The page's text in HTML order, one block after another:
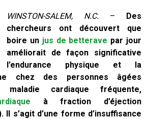
WINSTON-SALEM, N.C. – Des
chercheurs ont découvert que
boire un jus de betterave par jour
améliorait de façon significative
l’endurance physique et la
chez des personnes âgées
maladie cardiaque fréquente,
à fraction d’éjection
Il s’agit d’une forme d’insuffisance